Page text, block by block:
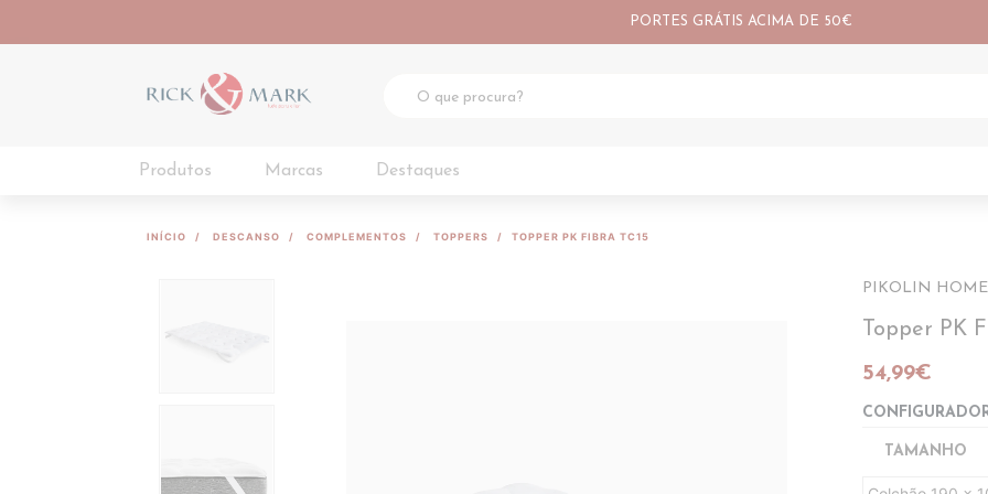
PORTES GRÁTIS ACIMA DE 50€
Produtos Marcas Destaques
INÍCIO DESCANSO COMPLEMENTOS TOPPERS TOPPER PK FIBRA TC15
PIKOLIN HOME
Topper PK
54,99€
TAMANHO